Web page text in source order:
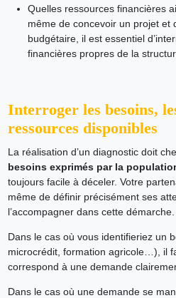
Quelles ressources financières
même de concevoir un projet et
budgétaire, il est essentiel
financières propres de la
Interroger les besoins,
ressources disponibles
La réalisation d’un diagnostic doit
besoins exprimés par la
toujours facile à déceler. Votre
même de définir précisément ses
l’accompagner dans cette démarche.
Dans le cas où vous identifieriez un
microcrédit, formation agricole…), il
correspond à une demande
Dans le cas où une demande se